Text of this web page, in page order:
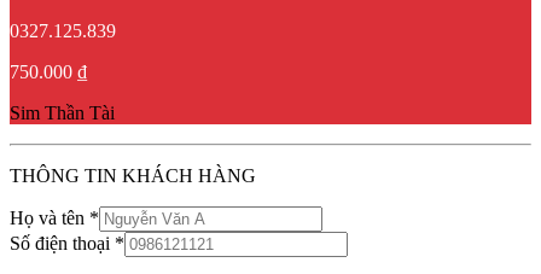
0327.125.839
750.000 ₫
Sim Thần Tài
THÔNG TIN KHÁCH HÀNG
Họ và tên *
Số điện thoại *